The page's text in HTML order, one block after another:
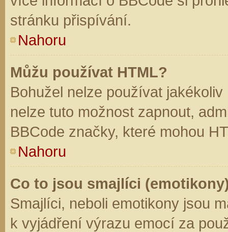
stránku přispívání.
Nahoru
Můžu používat HTML?
Bohužel nelze používat
nelze tuto možnost zapnout,
BBCode značky, které mohou
Nahoru
Co to jsou smajlíci
Smajlíci, neboli emotikony jsou
k vyjádření výrazu emocí za